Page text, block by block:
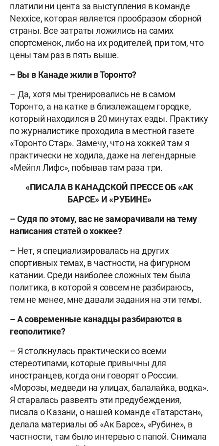
платили ни цента за выступления в команде
Nexxice, которая является прообразом сборной
страны. Все затраты ложились на самих
спортсменок, либо на их родителей, при том, что
цены там раз в пять выше.
– Вы в Канаде жили в Торонто?
– Да, хотя мы тренировались не в самом
Торонто, а на катке в близлежащем городке,
который находился в 20 минутах езды. Практику
по журналистике проходила в местной газете
«Торонто Стар». Замечу, что на хоккей там я
практически не ходила, даже на легендарные
«Мейпл Лифс», побывав там раза три.
«ПИСАЛА В КАНАДСКОЙ ПРЕССЕ ОБ «АК
БАРСЕ» И «РУБИНЕ»
– Судя по этому, вас не заморачивали на тему
написания статей о хоккее?
– Нет, я специализировалась на других
спортивных темах, в частности, на фигурном
катании. Среди наиболее сложных тем была
политика, в которой я совсем не разбираюсь,
тем не менее, мне давали задания на эти темы.
– А современные канадцы разбираются в
геополитике?
– Я столкнулась практически со всеми
стереотипами, которые привычны для
иностранцев, когда они говорят о России.
«Морозы, медведи на улицах, балалайка, водка».
Я старалась развеять эти предубеждения,
писала о Казани, о нашей команде «Татарстан»,
делала материалы об «Ак Барсе», «Рубине», в
частности, там было интервью с папой. Снимала